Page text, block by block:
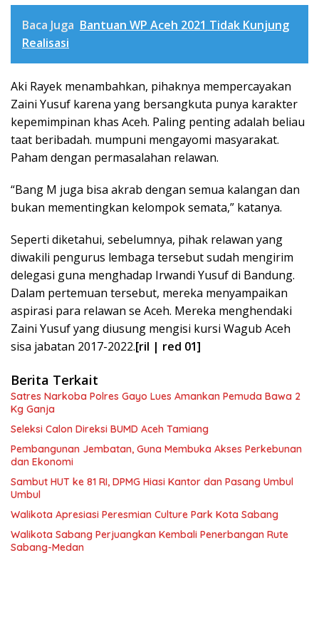
Baca Juga Bantuan WP Aceh 2021 Tidak Kunjung
Realisasi
Aki Rayek menambahkan, pihaknya mempercayakan
Zaini Yusuf karena yang bersangkuta punya karakter
kepemimpinan khas Aceh. Paling penting adalah beliau
taat beribadah. mumpuni mengayomi masyarakat.
Paham dengan permasalahan relawan.
“Bang M juga bisa akrab dengan semua kalangan dan
bukan mementingkan kelompok semata,” katanya.
Seperti diketahui, sebelumnya, pihak relawan yang
diwakili pengurus lembaga tersebut sudah mengirim
delegasi guna menghadap Irwandi Yusuf di Bandung.
Dalam pertemuan tersebut, mereka menyampaikan
aspirasi para relawan se Aceh. Mereka menghendaki
Zaini Yusuf yang diusung mengisi kursi Wagub Aceh
sisa jabatan 2017-2022.[ril | red 01]
Berita Terkait
Satres Narkoba Polres Gayo Lues Amankan Pemuda Bawa 2
Kg Ganja
Seleksi Calon Direksi BUMD Aceh Tamiang
Pembangunan Jembatan, Guna Membuka Akses Perkebunan
dan Ekonomi
Sambut HUT ke 81 RI, DPMG Hiasi Kantor dan Pasang Umbul
Umbul
Walikota Apresiasi Peresmian Culture Park Kota Sabang
Walikota Sabang Perjuangkan Kembali Penerbangan Rute
Sabang-Medan